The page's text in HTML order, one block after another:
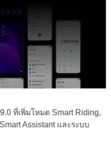
ที่เพิ่มโหมด Smart Riding,
Assistant และระบบ